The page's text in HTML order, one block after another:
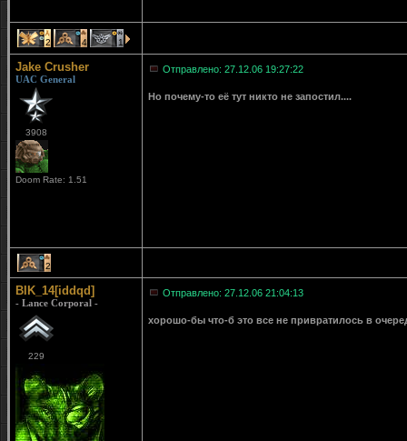
2 4 1
Jake Crusher
UAC General
3908
Doom Rate: 1.51
Отправлено: 27.12.06 19:27:22
Но почему-то её тут никто не запостил....
2
BIK_14[iddqd]
- Lance Corporal -
229
Отправлено: 27.12.06 21:04:13
хорошо-бы что-б это все не привратилось в